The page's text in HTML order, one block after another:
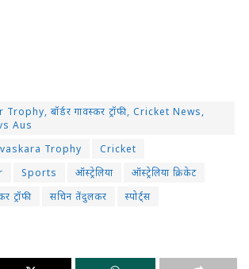
बॉर्डर गावस्कर ट्रॉफी, Cricket News,
Aus
Trophy
Cricket
Sports ऑस्ट्रेलिया
ऑस्ट्रेलिया क्रिकेट
ट्रॉफी सचिन तेंदुलकर स्पोर्ट्स